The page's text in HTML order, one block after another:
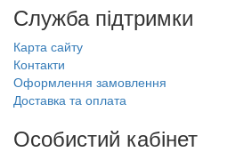
Служба підтримки
Карта сайту
Контакти
Оформлення замовлення
Доставка та оплата
Особистий кабінет